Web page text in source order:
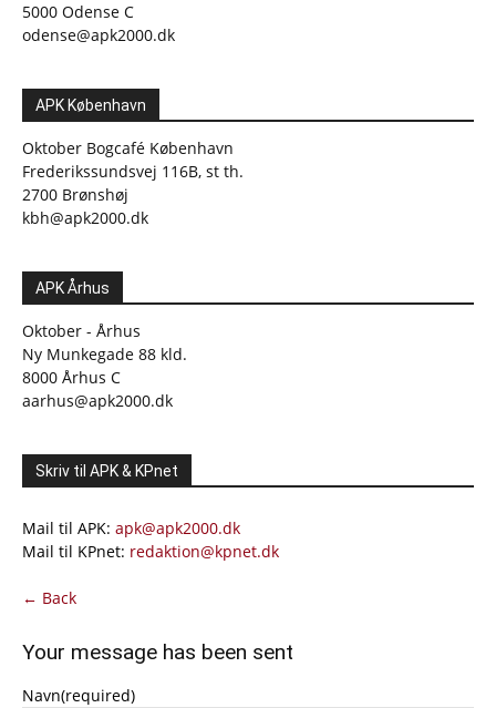
5000 Odense C
odense@apk2000.dk
APK København
Oktober Bogcafé København
Frederikssundsvej 116B, st th.
2700 Brønshøj
kbh@apk2000.dk
APK Århus
Oktober - Århus
Ny Munkegade 88 kld.
8000 Århus C
aarhus@apk2000.dk
Skriv til APK & KPnet
Mail til APK: apk@apk2000.dk
Mail til KPnet: redaktion@kpnet.dk
← Back
Your message has been sent
Navn(required)